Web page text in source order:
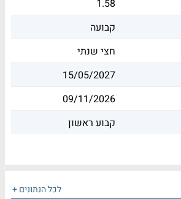
1.58
קבועה
חצי שנתי
15/05/2027
09/11/2026
קבוע ראשון
לכל הנתונים +